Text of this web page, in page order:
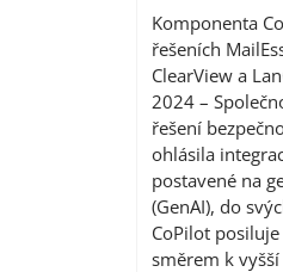
Komponenta
řešeních
ClearView a
2024 –
řešení
ohlásila
postavené na
(GenAI), do
CoPilot
směrem k